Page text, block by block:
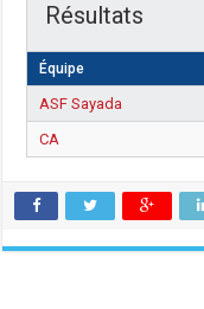
Résultats
Équipe
ASF Sayada
CA